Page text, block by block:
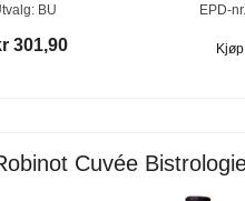
BU
EPD-
301,90 Kjøp
Cuvée